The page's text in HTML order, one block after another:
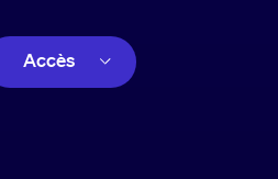
Accès